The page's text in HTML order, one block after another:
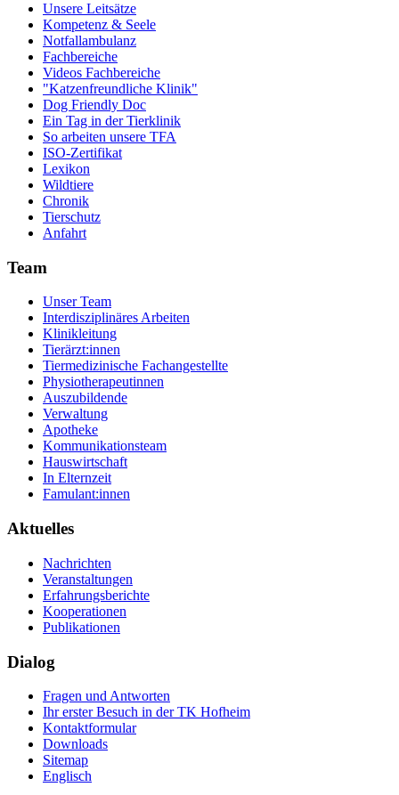
Unsere Leitsätze
Kompetenz & Seele
Notfallambulanz
Fachbereiche
Videos Fachbereiche
"Katzenfreundliche Klinik"
Dog Friendly Doc
Ein Tag in der Tierklinik
So arbeiten unsere TFA
ISO-Zertifikat
Lexikon
Wildtiere
Chronik
Tierschutz
Anfahrt
Team
Unser Team
Interdisziplinäres Arbeiten
Klinikleitung
Tierärzt:innen
Tiermedizinische Fachangestellte
Physiotherapeutinnen
Auszubildende
Verwaltung
Apotheke
Kommunikationsteam
Hauswirtschaft
In Elternzeit
Famulant:innen
Aktuelles
Nachrichten
Veranstaltungen
Erfahrungsberichte
Kooperationen
Publikationen
Dialog
Fragen und Antworten
Ihr erster Besuch in der TK Hofheim
Kontaktformular
Downloads
Sitemap
Englisch